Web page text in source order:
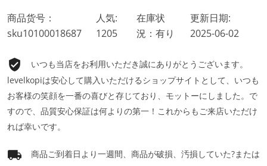
商品货号：
sku10100018687
人気:
1205
在庫状
況：有り
更新日期:
2025-06-02
いつも当店をお利用いただき誠にありがとうございます。
levelkopiは安心して購入いただけるショップサイトとして、いつも
お客様の笑顔を一番の喜びと存じており、モットーにしました。で
すので、品質安心保証は何よりの第一！これからもご来店いただけ
れば幸いです。
商品ご到着日より一週間、商品が破損、汚損していた?または